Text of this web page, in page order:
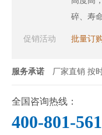
碎、寿
小块状
运、矿
动化生
料/色
促销活动 批量订
服务承诺 厂家直销 按
全国咨询热线：
400-801-